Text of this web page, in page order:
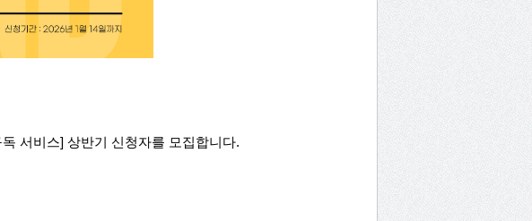
서비스] 상반기 신청자를 모집합니다.